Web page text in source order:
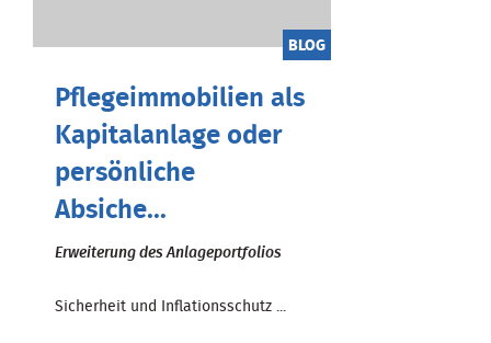
BLOG
Pflegeimmobilien als
Kapitalanlage oder
persönliche
Absiche...
Erweiterung des Anlageportfolios
Sicherheit und Inflationsschutz ...